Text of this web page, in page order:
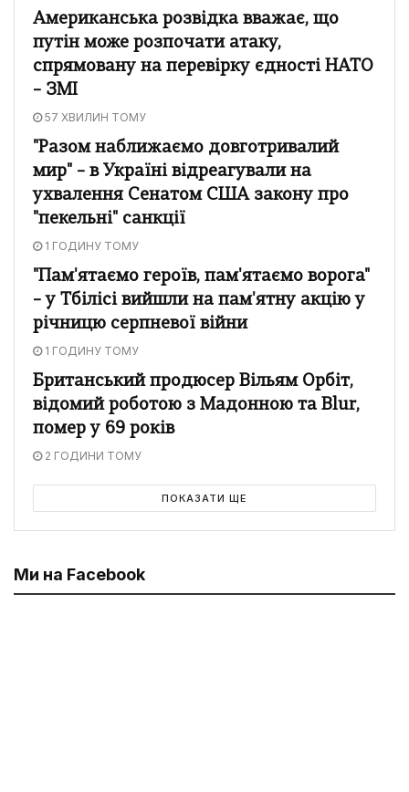
Американська розвідка вважає, що
путін може розпочати атаку,
спрямовану на перевірку єдності НАТО
– ЗМІ
57 ХВИЛИН ТОМУ
"Разом наближаємо довготривалий
мир" – в Україні відреагували на
ухвалення Сенатом США закону про
"пекельні" санкції
1 ГОДИНУ ТОМУ
"Пам'ятаємо героїв, пам'ятаємо ворога"
– у Тбілісі вийшли на пам'ятну акцію у
річницю серпневої війни
1 ГОДИНУ ТОМУ
Британський продюсер Вільям Орбіт,
відомий роботою з Мадонною та Blur,
помер у 69 років
2 ГОДИНИ ТОМУ
ПОКАЗАТИ ЩЕ
Ми на Facebook